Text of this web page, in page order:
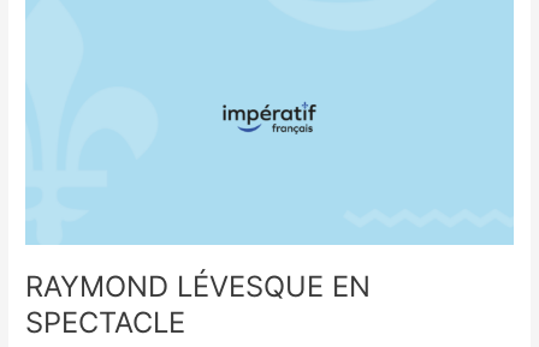
RAYMOND LÉVESQUE EN
SPECTACLE